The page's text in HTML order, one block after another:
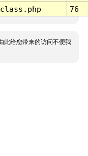
76
此给您带来的访问不便我